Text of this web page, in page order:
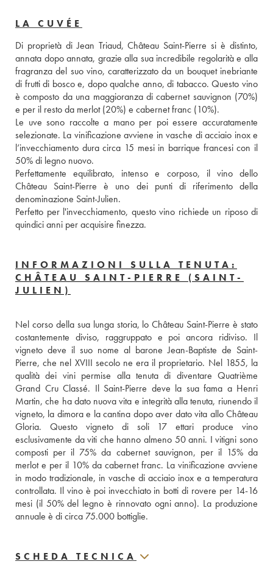
LA CUVÉE
Di proprietà di Jean Triaud, Château Saint-Pierre si è distinto,
annata dopo annata, grazie alla sua incredibile regolarità e alla
fragranza del suo vino, caratterizzato da un bouquet inebriante
di frutti di bosco e, dopo qualche anno, di tabacco. Questo vino
è composto da una maggioranza di cabernet sauvignon (70%)
e per il resto da merlot (20%) e cabernet franc (10%).
Le uve sono raccolte a mano per poi essere accuratamente
selezionate. La vinificazione avviene in vasche di acciaio inox e
l’invecchiamento dura circa 15 mesi in barrique francesi con il
50% di legno nuovo.
Perfettamente equilibrato, intenso e corposo, il vino dello
Château Saint-Pierre è uno dei punti di riferimento della
denominazione Saint-Julien.
Perfetto per l'invecchiamento, questo vino richiede un riposo di
quindici anni per acquisire finezza.
INFORMAZIONI SULLA TENUTA:
CHÂTEAU SAINT-PIERRE (SAINT-
JULIEN)
Nel corso della sua lunga storia, lo Château Saint-Pierre è stato
costantemente diviso, raggruppato e poi ancora ridiviso. Il
vigneto deve il suo nome al barone Jean-Baptiste de Saint-
Pierre, che nel XVIII secolo ne era il proprietario. Nel 1855, la
qualità dei vini permise alla tenuta di diventare Quatrième
Grand Cru Classé. Il Saint-Pierre deve la sua fama a Henri
Martin, che ha dato nuova vita e integrità alla tenuta, riunendo il
vigneto, la dimora e la cantina dopo aver dato vita allo Château
Gloria. Questo vigneto di soli 17 ettari produce vino
esclusivamente da viti che hanno almeno 50 anni. I vitigni sono
composti per il 75% da cabernet sauvignon, per il 15% da
merlot e per il 10% da cabernet franc. La vinificazione avviene
in modo tradizionale, in vasche di acciaio inox e a temperatura
controllata. Il vino è poi invecchiato in botti di rovere per 14-16
mesi (il 50% del legno è rinnovato ogni anno). La produzione
annuale è di circa 75.000 bottiglie.
SCHEDA TECNICA